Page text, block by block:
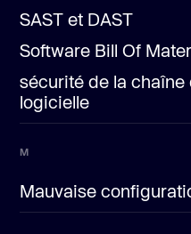
SAST et DAST
Software Bill Of
sécurité de la chaîne
logicielle
M
Mauvaise